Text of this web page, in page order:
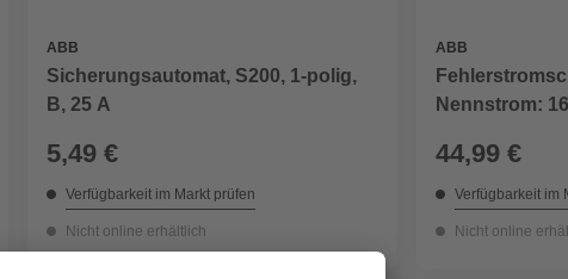
ABB
Sicherungsautomat, S200, 1-polig,
B, 25 A
5,49 €
Verfügbarkeit im Markt prüfen
Nicht online erhältlich
ABB
Nennstrom:
44,99 €
Verfügbarkeit im
Nicht online